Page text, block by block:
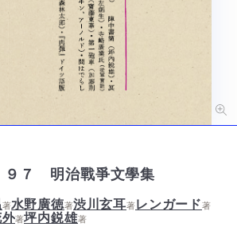
７ 明治戰爭文學集
著水野廣徳著渋川玄耳著レンガード著
著坪内鋭雄著